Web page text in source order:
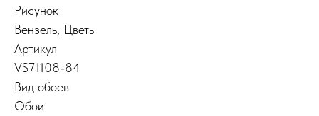
Рисунок
Вензель, Цветы
Артикул
VS71108-84
Вид обоев
Обои